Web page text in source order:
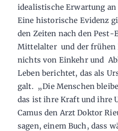
idealistische Erwartung an
Eine historische Evidenz
den Zeiten nach den Pest-
Mittelalter und der frühen
nichts von Einkehr und
Leben berichtet, das als
galt. „Die Menschen
das ist ihre Kraft und ihre
Camus den Arzt Doktor
sagen, einem Buch, dass